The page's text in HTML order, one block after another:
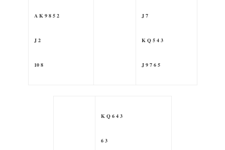
A K 9 8 5 2
J 2
10 8
J 7
K Q 5 4 3
J 9 7 6 5
K Q 6 4 3
6 3